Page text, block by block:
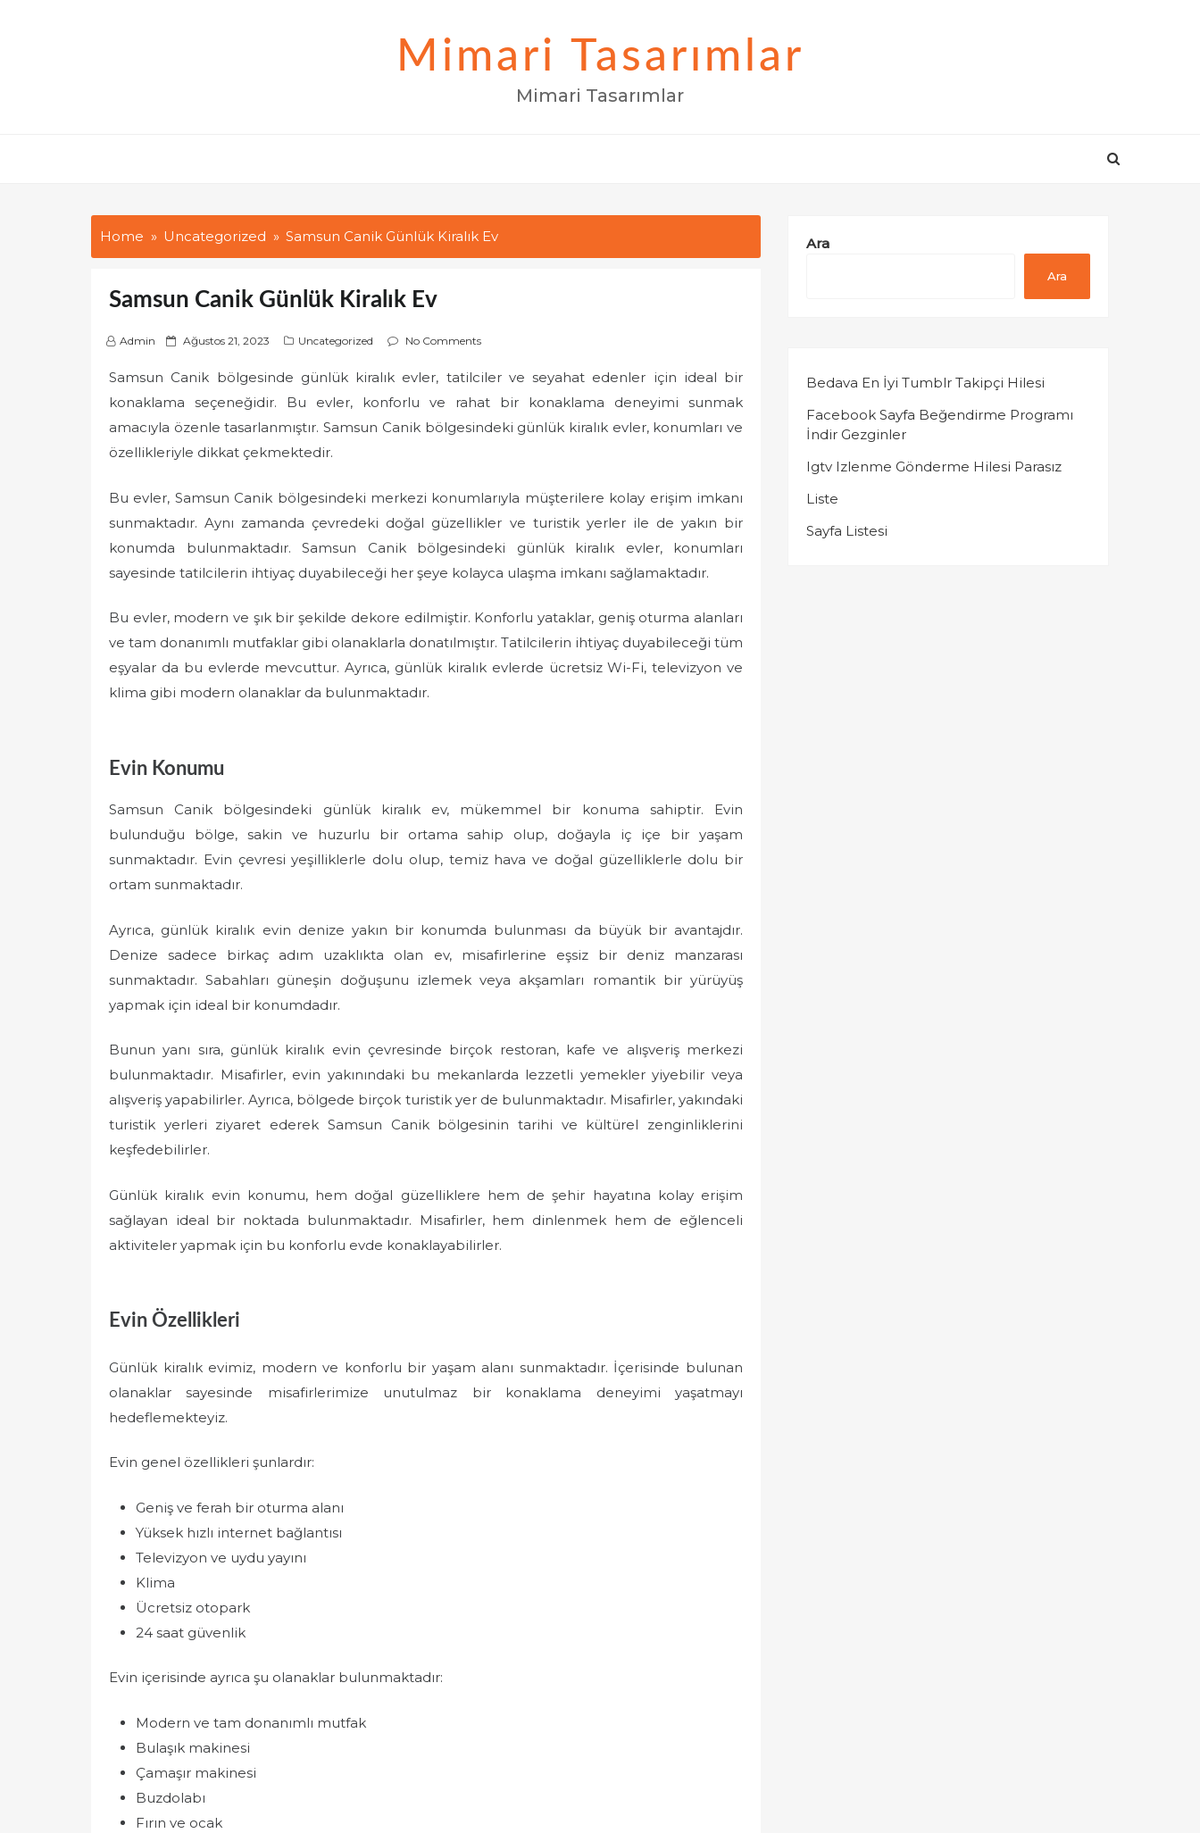
Mimari Tasarımlar
Mimari Tasarımlar
Home Uncategorized Samsun Canik Günlük Kiralık Ev
Samsun Canik Günlük Kiralık Ev
Admin
P
s
t
o
Ağustos 21, 2023 Uncategorized No Comments
Samsun Canik bölgesinde günlük kiralık evler, tatilciler ve seyahat edenler için ideal bir
konaklama seçeneğidir. Bu evler, konforlu ve rahat bir konaklama deneyimi sunmak
amacıyla özenle tasarlanmıştır. Samsun Canik bölgesindeki günlük kiralık evler, konumları ve
özellikleriyle dikkat çekmektedir.
Bu evler, Samsun Canik bölgesindeki merkezi konumlarıyla müşterilere kolay erişim imkanı
sunmaktadır. Aynı zamanda çevredeki doğal güzellikler ve turistik yerler ile de yakın bir
konumda bulunmaktadır. Samsun Canik bölgesindeki günlük kiralık evler, konumları
sayesinde tatilcilerin ihtiyaç duyabileceği her şeye kolayca ulaşma imkanı sağlamaktadır.
Bu evler, modern ve şık bir şekilde dekore edilmiştir. Konforlu yataklar, geniş oturma alanları
ve tam donanımlı mutfaklar gibi olanaklarla donatılmıştır. Tatilcilerin ihtiyaç duyabileceği tüm
eşyalar da bu evlerde mevcuttur. Ayrıca, günlük kiralık evlerde ücretsiz Wi-Fi, televizyon ve
klima gibi modern olanaklar da bulunmaktadır.
Evin Konumu
Samsun Canik bölgesindeki günlük kiralık ev, mükemmel bir konuma sahiptir. Evin
bulunduğu bölge, sakin ve huzurlu bir ortama sahip olup, doğayla iç içe bir yaşam
sunmaktadır. Evin çevresi yeşilliklerle dolu olup, temiz hava ve doğal güzelliklerle dolu bir
ortam sunmaktadır.
Ayrıca, günlük kiralık evin denize yakın bir konumda bulunması da büyük bir avantajdır.
Denize sadece birkaç adım uzaklıkta olan ev, misafirlerine eşsiz bir deniz manzarası
sunmaktadır. Sabahları güneşin doğuşunu izlemek veya akşamları romantik bir yürüyüş
yapmak için ideal bir konumdadır.
Bunun yanı sıra, günlük kiralık evin çevresinde birçok restoran, kafe ve alışveriş merkezi
bulunmaktadır. Misafirler, evin yakınındaki bu mekanlarda lezzetli yemekler yiyebilir veya
alışveriş yapabilirler. Ayrıca, bölgede birçok turistik yer de bulunmaktadır. Misafirler, yakındaki
turistik yerleri ziyaret ederek Samsun Canik bölgesinin tarihi ve kültürel zenginliklerini
keşfedebilirler.
Günlük kiralık evin konumu, hem doğal güzelliklere hem de şehir hayatına kolay erişim
sağlayan ideal bir noktada bulunmaktadır. Misafirler, hem dinlenmek hem de eğlenceli
aktiviteler yapmak için bu konforlu evde konaklayabilirler.
Evin Özellikleri
Günlük kiralık evimiz, modern ve konforlu bir yaşam alanı sunmaktadır. İçerisinde bulunan
olanaklar sayesinde misafirlerimize unutulmaz bir konaklama deneyimi yaşatmayı
hedeflemekteyiz.
Evin genel özellikleri şunlardır:
Geniş ve ferah bir oturma alanı
Yüksek hızlı internet bağlantısı
Televizyon ve uydu yayını
Klima
Ücretsiz otopark
24 saat güvenlik
Evin içerisinde ayrıca şu olanaklar bulunmaktadır:
Modern ve tam donanımlı mutfak
Bulaşık makinesi
Çamaşır makinesi
Buzdolabı
Fırın ve ocak
Ara
Ara
Bedava En İyi Tumblr Takipçi Hilesi
Facebook Sayfa Beğendirme Programı
İndir Gezginler
Igtv Izlenme Gönderme Hilesi Parasız
Liste
Sayfa Listesi